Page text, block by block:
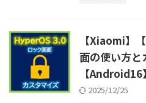
【Xiaomi】
面の使い方
【Android16】
2025/12/25